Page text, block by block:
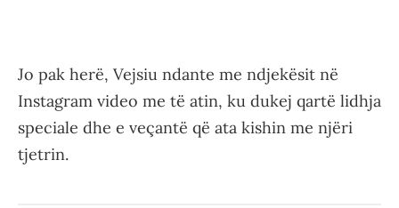
Jo pak herë, Vejsiu ndante me ndjekësit në
Instagram video me të atin, ku dukej qartë lidhja
speciale dhe e veçantë që ata kishin me njëri
tjetrin.